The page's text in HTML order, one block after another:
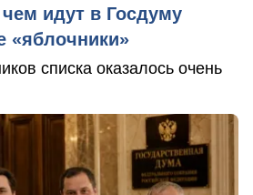
идут в Госдуму
«яблочники»
списка оказалось очень